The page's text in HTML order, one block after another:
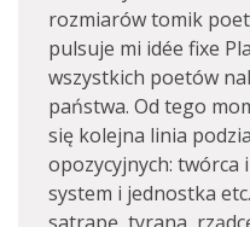
rozmiarów tomik
pulsuje mi idée fixe
wszystkich poetów
państwa. Od tego
się kolejna linia
opozycyjnych:
system i jednostka